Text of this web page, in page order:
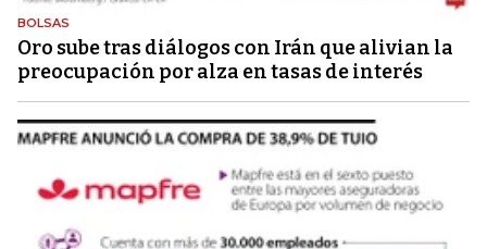
BOLSAS
Oro sube tras diálogos con Irán que alivian la
preocupación por alza en tasas de interés